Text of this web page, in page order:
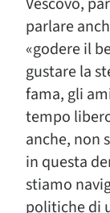
parlare
«godere il
gustare la
fama, gli
tempo
anche, non
in questa
stiamo
politiche di